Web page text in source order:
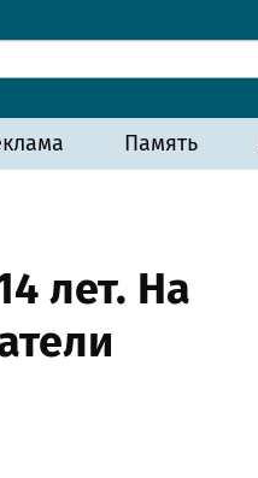
Память
лет. На